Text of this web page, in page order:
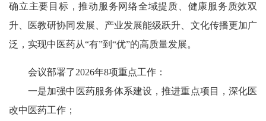
确立主要目标，推动服务网络全域提质、健康服务质效双
升、医教研协同发展、产业发展能级跃升、文化传播更加广
泛，实现中医药从“有”到“优”的高质量发展。
会议部署了2026年8项重点工作：
一是加强中医药服务体系建设，推进重点项目，深化医
改中医药工作；